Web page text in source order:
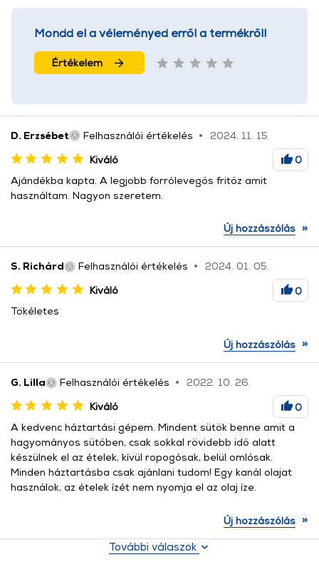
Mondd el a véleményed erről a termékről!
Értékelem
D. Erzsébet Felhasználói értékelés
2024. 11. 15.
Kiváló
0
Ajándékba kapta. A legjobb forrólevegős fritőz amit
használtam. Nagyon szeretem.
Új hozzászólás »
S. Richárd Felhasználói értékelés
2024. 01. 05.
Kiváló
0
Tökéletes
Új hozzászólás »
G. Lilla Felhasználói értékelés
2022. 10. 26.
Kiváló
0
A kedvenc háztartási gépem. Mindent sütök benne amit a
hagyományos sütőben, csak sokkal rövidebb idő alatt
készülnek el az ételek, kívül ropogósak, belül omlósak.
Minden háztartásba csak ajánlani tudom! Egy kanál olajat
használok, az ételek ízét nem nyomja el az olaj íze.
Új hozzászólás »
További válaszok